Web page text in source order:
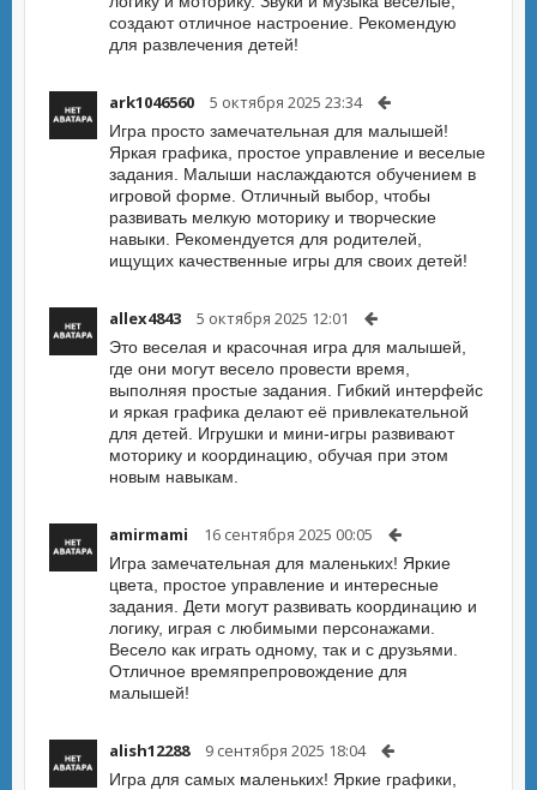
создают отличное настроение. Рекомендую
для развлечения детей!
ark1046560 5 октября 2025 23:34
Игра просто замечательная для малышей!
Яркая графика, простое управление и веселые
задания. Малыши наслаждаются обучением в
игровой форме. Отличный выбор, чтобы
развивать мелкую моторику и творческие
навыки. Рекомендуется для родителей,
ищущих качественные игры для своих детей!
allex4843 5 октября 2025 12:01
Это веселая и красочная игра для малышей,
где они могут весело провести время,
выполняя простые задания. Гибкий интерфейс
и яркая графика делают её привлекательной
для детей. Игрушки и мини-игры развивают
моторику и координацию, обучая при этом
новым навыкам.
amirmami 16 сентября 2025 00:05
Игра замечательная для маленьких! Яркие
цвета, простое управление и интересные
задания. Дети могут развивать координацию и
логику, играя с любимыми персонажами.
Весело как играть одному, так и с друзьями.
Отличное времяпрепровождение для
малышей!
alish12288 9 сентября 2025 18:04
Игра для самых маленьких! Яркие графики,